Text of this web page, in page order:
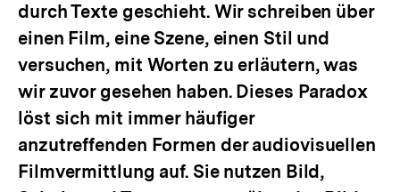
durch Texte geschieht. Wir schreiben über
einen Film, eine Szene, einen Stil und
versuchen, mit Worten zu erläutern, was
wir zuvor gesehen haben. Dieses Paradox
löst sich mit immer häufiger
anzutreffenden Formen der audiovisuellen
Filmvermittlung auf. Sie nutzen Bild,